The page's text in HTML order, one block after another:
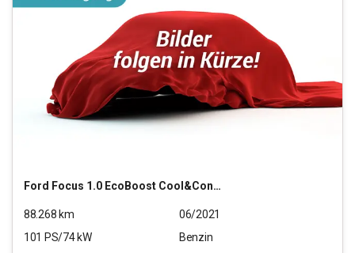
Ford Focus 1.0 EcoBoost Cool&Connect Start/Stopp (EURO
88.268 km
06/2021
101 PS/74kW
Benzin